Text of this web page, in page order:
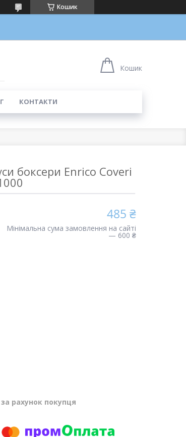
Кошик
Кошик
КОНТАКТИ
боксери Enrico Coveri
485 ₴
Мінімальна сума замовлення на сайті
— 600 ₴
за рахунок покупця